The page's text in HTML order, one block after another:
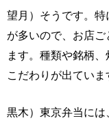
望月）そうです。
が多いので、お店
ます。種類や銘柄
こだわりが出ていま
黒木）東京弁当には